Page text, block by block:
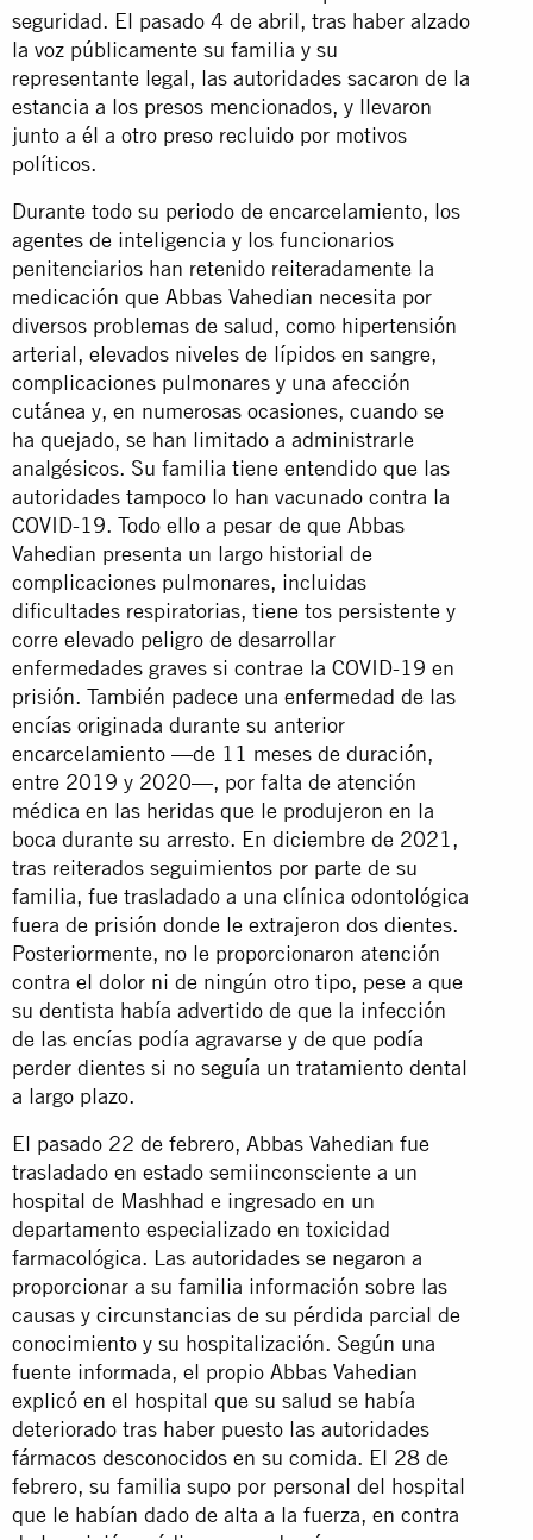
seguridad. El pasado 4 de abril, tras haber alzado
la voz públicamente su familia y su
representante legal, las autoridades sacaron de la
estancia a los presos mencionados, y llevaron
junto a él a otro preso recluido por motivos
políticos.
Durante todo su periodo de encarcelamiento, los
agentes de inteligencia y los funcionarios
penitenciarios han retenido reiteradamente la
medicación que Abbas Vahedian necesita por
diversos problemas de salud, como hipertensión
arterial, elevados niveles de lípidos en sangre,
complicaciones pulmonares y una afección
cutánea y, en numerosas ocasiones, cuando se
ha quejado, se han limitado a administrarle
analgésicos. Su familia tiene entendido que las
autoridades tampoco lo han vacunado contra la
COVID-19. Todo ello a pesar de que Abbas
Vahedian presenta un largo historial de
complicaciones pulmonares, incluidas
dificultades respiratorias, tiene tos persistente y
corre elevado peligro de desarrollar
enfermedades graves si contrae la COVID-19 en
prisión. También padece una enfermedad de las
encías originada durante su anterior
encarcelamiento —de 11 meses de duración,
entre 2019 y 2020—, por falta de atención
médica en las heridas que le produjeron en la
boca durante su arresto. En diciembre de 2021,
tras reiterados seguimientos por parte de su
familia, fue trasladado a una clínica odontológica
fuera de prisión donde le extrajeron dos dientes.
Posteriormente, no le proporcionaron atención
contra el dolor ni de ningún otro tipo, pese a que
su dentista había advertido de que la infección
de las encías podía agravarse y de que podía
perder dientes si no seguía un tratamiento dental
a largo plazo.
El pasado 22 de febrero, Abbas Vahedian fue
trasladado en estado semiinconsciente a un
hospital de Mashhad e ingresado en un
departamento especializado en toxicidad
farmacológica. Las autoridades se negaron a
proporcionar a su familia información sobre las
causas y circunstancias de su pérdida parcial de
conocimiento y su hospitalización. Según una
fuente informada, el propio Abbas Vahedian
explicó en el hospital que su salud se había
deteriorado tras haber puesto las autoridades
fármacos desconocidos en su comida. El 28 de
febrero, su familia supo por personal del hospital
que le habían dado de alta a la fuerza, en contra